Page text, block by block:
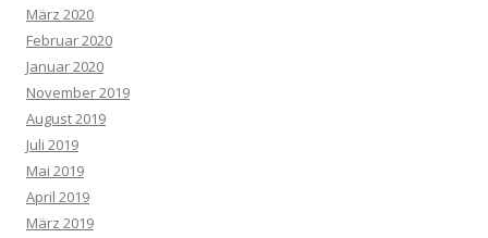
März 2020
Februar 2020
Januar 2020
November 2019
August 2019
Juli 2019
Mai 2019
April 2019
März 2019